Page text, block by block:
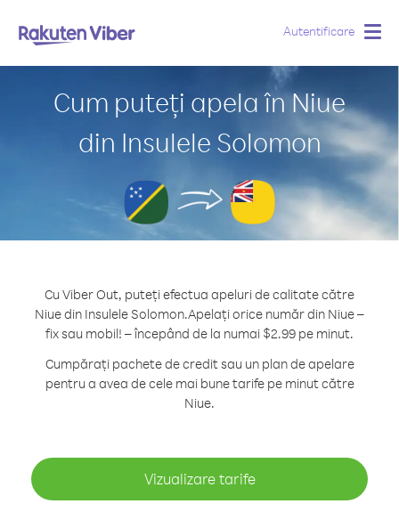
Autentificare
Cum puteți apela în Niue
din Insulele Solomon
Cu Viber Out, puteți efectua apeluri de calitate către
Niue din Insulele Solomon.Apelați orice număr din Niue –
fix sau mobil! – începând de la numai $2.99 pe minut.
Cumpărați pachete de credit sau un plan de apelare
pentru a avea de cele mai bune tarife pe minut către
Niue.
Vizualizare tarife